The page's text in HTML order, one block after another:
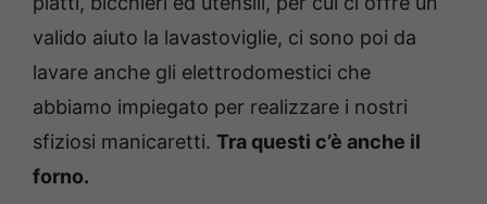
valido aiuto la lavastoviglie, ci sono poi da
lavare anche gli elettrodomestici che
abbiamo impiegato per realizzare i nostri
sfiziosi manicaretti. Tra questi c’è anche il
forno.